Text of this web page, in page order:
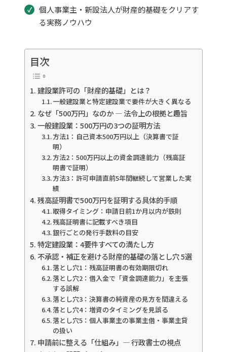
個人事業主・新設法人が財産的基礎をクリアす
る実務ノウハウ
目次
建設業許可の「財産的基礎」とは？
一般建設業と特定建設業で要件が大きく異なる
なぜ「500万円」なのか — 法令上の根拠と趣旨
一般建設業：500万円の3つの証明方法
方法1：自己資本500万円以上（決算書で証
明）
方法2：500万円以上の資金調達能力（残高証
明書で証明）
方法3：許可申請直前5年間継続して営業した実
績
残高証明書で500万円を証明する具体的手順
取得タイミング：申請日前1か月以内が鉄則
残高証明書に記載すべき項目
銀行ごとの発行手数料の目安
特定建設業：4要件すべての満たし方
不承認・補正を避ける財産的基礎の落とし穴 5選
落とし穴1：残高証明書の有効期限切れ
落とし穴2：借入金で「資金調達能力」を主張
する誤解
落とし穴3：決算書の純資産の見方を間違える
落とし穴4：増資のタイミングを見誤る
落とし穴5：個人事業主の事業主借・事業主貸
の扱い
申請前に整える「仕組み」— 行政書士の視点